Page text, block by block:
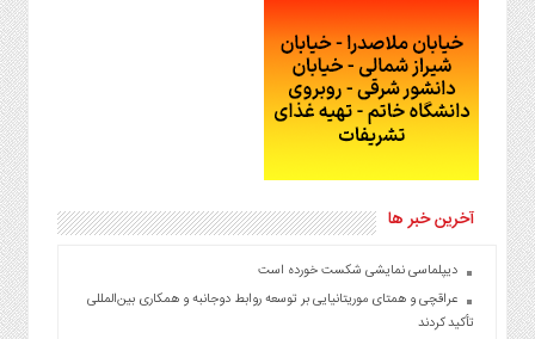
آخرین خبر ها
دیپلماسی نمایشی شکست خورده است
عراقچی و همتای موریتانیایی بر توسعه روابط دوجانبه و همکاری بین‌المللی
تأکید کردند